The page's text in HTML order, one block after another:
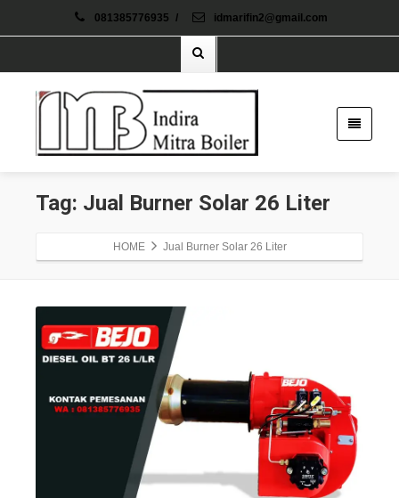
081385776935 / idmarifin2@gmail.com
Tag: Jual Burner Solar 26 Liter
HOME Jual Burner Solar 26 Liter